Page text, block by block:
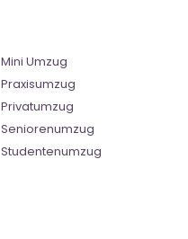
Mini Umzug
Praxisumzug
Privatumzug
Seniorenumzug
Studentenumzug